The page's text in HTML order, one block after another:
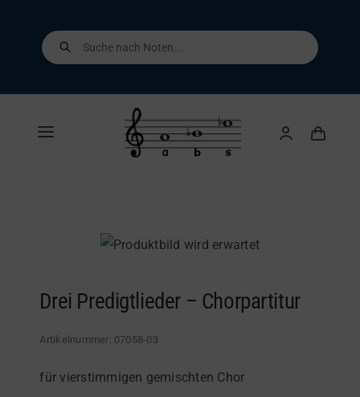
content
Products
search
Toggle
Kontakt
Drei Predigtlieder – Chorpartitur
Artikelnummer: 07058-03
für vierstimmigen gemischten Chor